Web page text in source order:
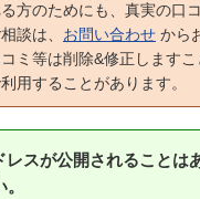
方のためにも、真実の口
談は、 お問い合わせ から
ミ等は削除&修正します
用することがあります。
スが公開されることは